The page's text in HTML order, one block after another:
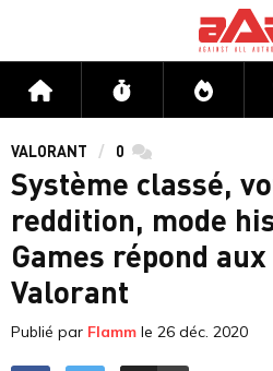
Accueil Flux Directs
VALORANT 0 commentaires
Système classé,
reddition, mode
Games répond
Valorant
Publié par Flamm le 26 déc. 2020